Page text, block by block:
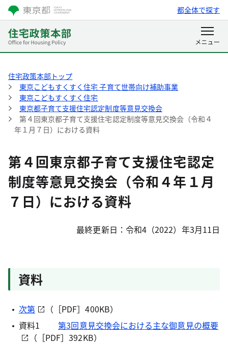
都全体で探す
住宅政策本部トップ
東京こどもすくすく住宅 子育て世帯向け補助事業
東京こどもすくすく住宅
東京都子育て支援住宅認定制度等意見交換会
第４回東京都子育て支援住宅認定制度等意見交換会（令和４
年１月７日）における資料
第４回東京都子育て支援住宅認定
制度等意見交換会（令和４年１月
７日）における資料
最終更新日：令和4（2022）年3月11日
資料
次第
（［PDF］400KB）
資料1第3回意見交換会における主な御意見の概要
（［PDF］392KB）